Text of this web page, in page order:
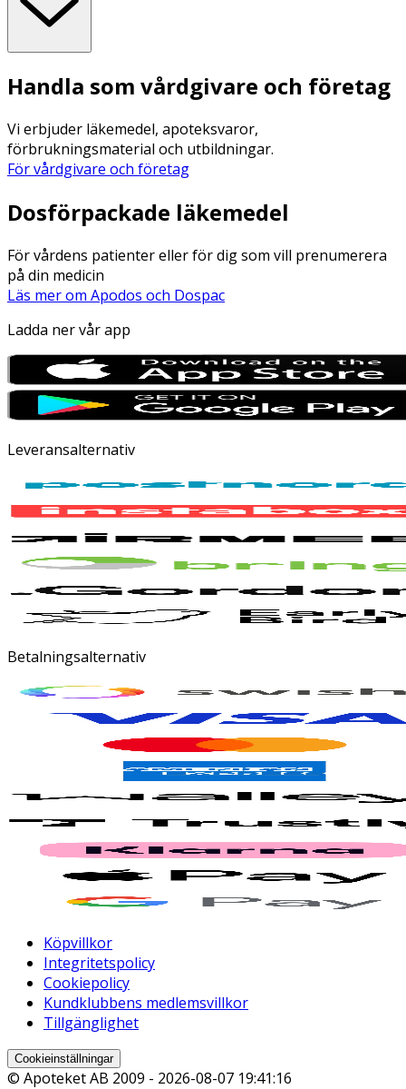
Handla som vårdgivare och företag
Vi erbjuder läkemedel, apoteksvaror,
förbrukningsmaterial och utbildningar.
För vårdgivare och företag
Dosförpackade läkemedel
För vårdens patienter eller för dig som vill prenumerera
på din medicin
Läs mer om Apodos och Dospac
Ladda ner vår app
Leveransalternativ
Betalningsalternativ
Köpvillkor
Integritetspolicy
Cookiepolicy
Kundklubbens medlemsvillkor
Tillgänglighet
Cookieinställningar
© Apoteket AB 2009 - 2026-08-07 19:41:16